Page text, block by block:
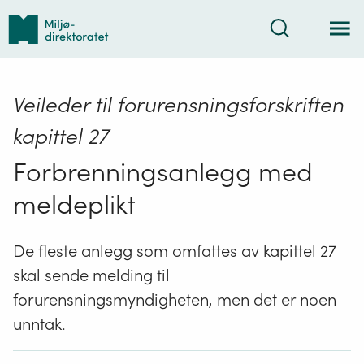
Tilbake
forsiden
Søk
Veileder til forurensningsforskriften
kapittel 27
Forbrenningsanlegg med
meldeplikt
De fleste anlegg som omfattes av kapittel 27
skal sende melding til
forurensningsmyndigheten, men det er noen
unntak.